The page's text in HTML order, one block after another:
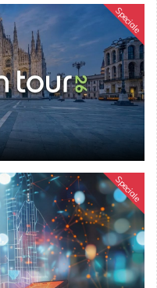
Speciale
Speciale